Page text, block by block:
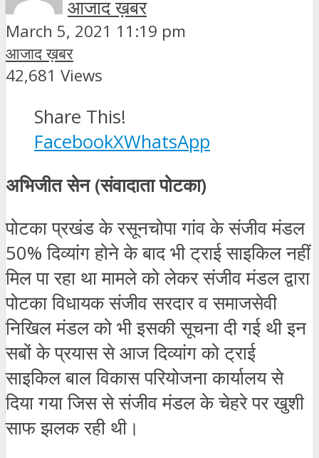
आजाद ख़बर
March 5, 2021 11:19 pm
आजाद ख़बर
42,681 Views
Share This!
FacebookXWhatsApp
अभिजीत सेन (संवादाता पोटका)
पोटका प्रखंड के रसूनचोपा गांव के संजीव मंडल
50% दिव्यांग होने के बाद भी ट्राई साइकिल नहीं
मिल पा रहा था मामले को लेकर संजीव मंडल द्वारा
पोटका विधायक संजीव सरदार व समाजसेवी
निखिल मंडल को भी इसकी सूचना दी गई थी इन
सबों के प्रयास से आज दिव्यांग को ट्राई
साइकिल बाल विकास परियोजना कार्यालय से
दिया गया जिस से संजीव मंडल के चेहरे पर खुशी
साफ झलक रही थी।